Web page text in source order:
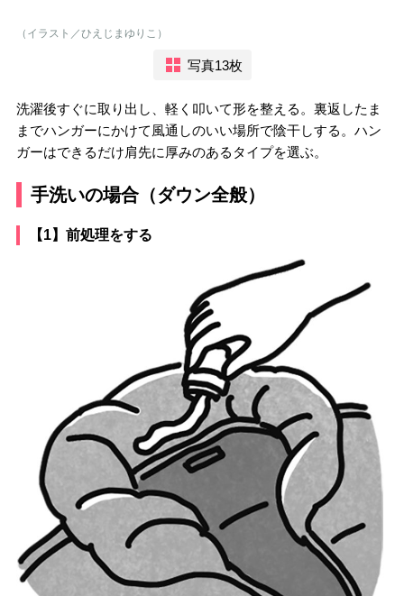
（イラスト／ひえじまゆりこ）
写真13枚
洗濯後すぐに取り出し、軽く叩いて形を整える。裏返したま
までハンガーにかけて風通しのいい場所で陰干しする。ハン
ガーはできるだけ肩先に厚みのあるタイプを選ぶ。
手洗いの場合（ダウン全般）
【1】前処理をする